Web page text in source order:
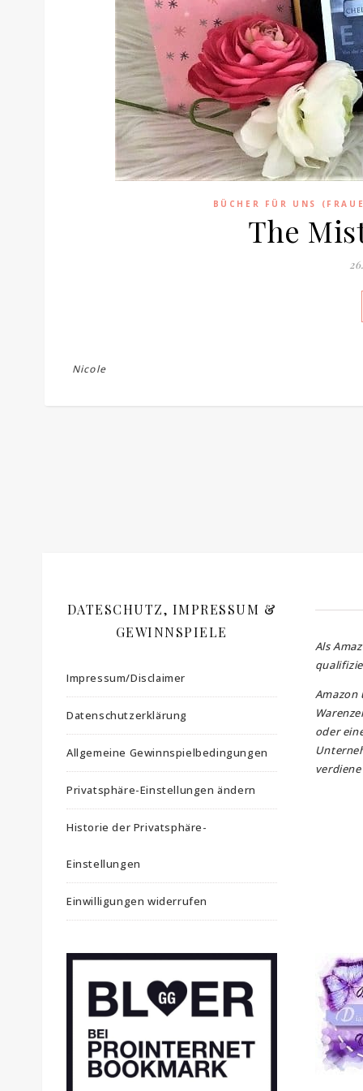
BÜCHER FÜR UNS
The
Nicole
DATESCHUTZ, IMPRESSUM &
GEWINNSPIELE
Impressum/Disclaimer
Datenschutzerklärung
Allgemeine Gewinnspielbedingungen
Privatsphäre-Einstellungen ändern
Historie der Privatsphäre-
Einstellungen
Einwilligungen widerrufen
Als
Amazon
oder